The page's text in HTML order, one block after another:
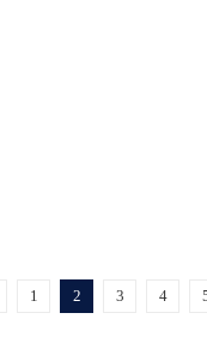
1 2 3 4